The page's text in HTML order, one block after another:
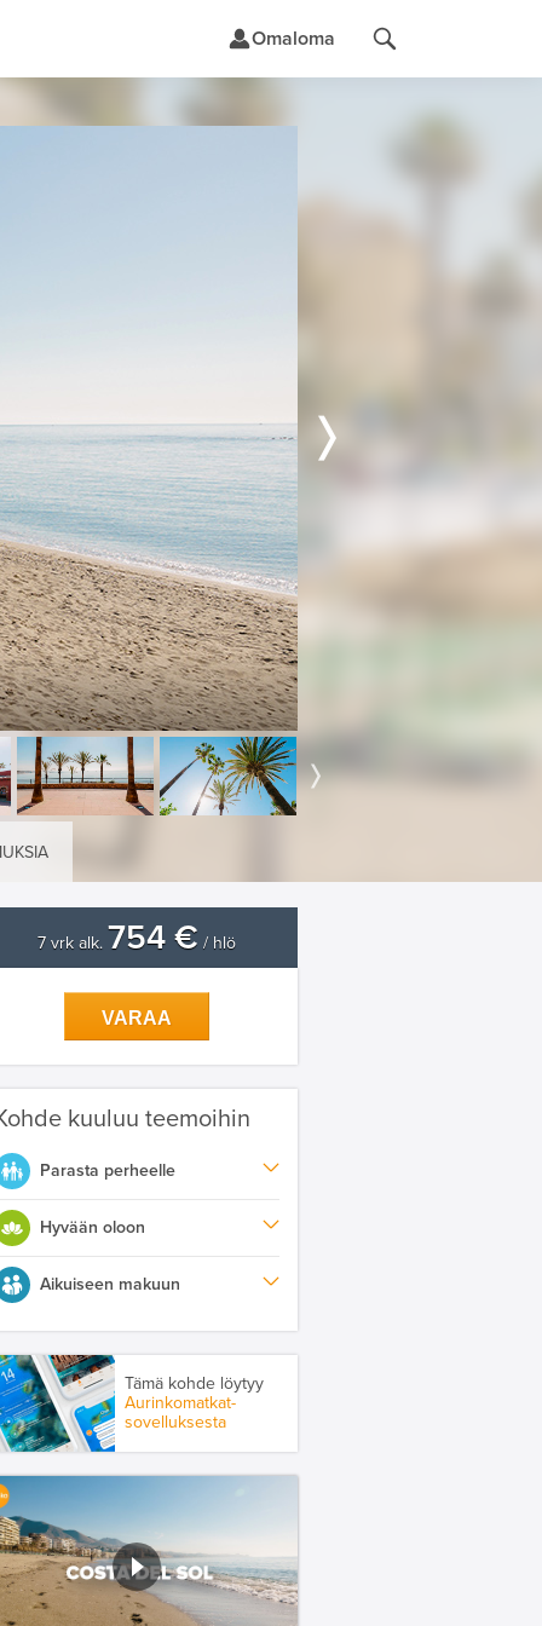
Omaloma
7 vrk alk. 754 € / hlö
VARAA
kuuluu teemoihin
Parasta perheelle
Hyvään oloon
Aikuiseen makuun
Tämä kohde löytyy
Aurinkomatkat-
sovelluksesta